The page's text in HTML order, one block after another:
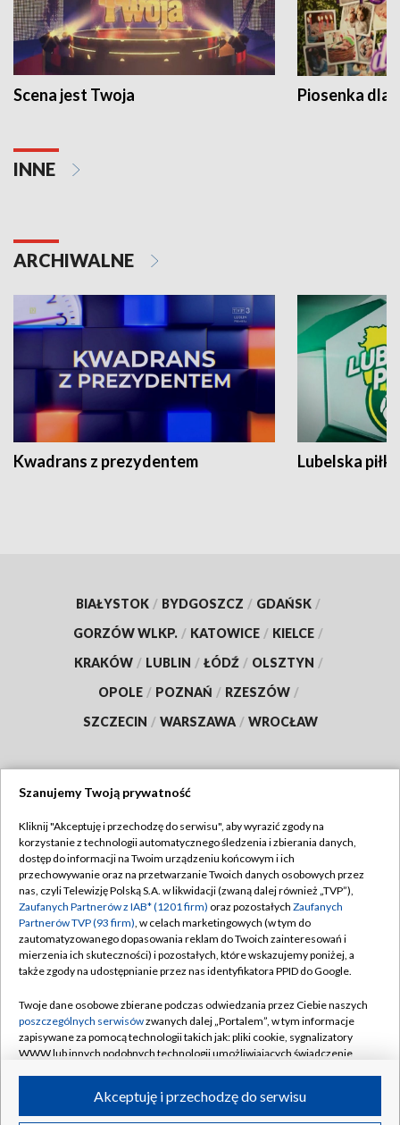
Scena jest Twoja Piosenka dla
INNE
ARCHIWALNE
Kwadrans z prezydentem Lubelska piłka
BIAŁYSTOK / BYDGOSZCZ / GDAŃSK /
GORZÓW WLKP. / KATOWICE / KIELCE /
KRAKÓW / LUBLIN / ŁÓDŹ / OLSZTYN /
OPOLE / POZNAŃ / RZESZÓW /
SZCZECIN / WARSZAWA / WROCŁAW
TVP
Abonament TVP
Emisja w TVP
Centrum informacji TVP
Naziemna Telewizja Cyfrowa
Rada Programowa
System NOS
Informacje o nadawcy
Program dla prasy
Regulamin TVP
Polityka prywatności
Moje zgody
Pomoc
Kontakt
Kanały
Szanujemy Twoją prywatność
Kliknij "Akceptuję i przechodzę do serwisu", aby wyrazić zgody na
korzystanie z technologii automatycznego śledzenia i zbierania danych,
dostęp do informacji na Twoim urządzeniu końcowym i ich
przechowywanie oraz na przetwarzanie Twoich danych osobowych przez
nas, czyli Telewizję Polską S.A. w likwidacji (zwaną dalej również „TVP”),
Zaufanych Partnerów z IAB* (1201 firm) oraz pozostałych Zaufanych
Partnerów TVP (93 firm), w celach marketingowych (w tym do
zautomatyzowanego dopasowania reklam do Twoich zainteresowań i
mierzenia ich skuteczności) i pozostałych, które wskazujemy poniżej, a
także zgody na udostępnianie przez nas identyfikatora PPID do Google.
Twoje dane osobowe zbierane podczas odwiedzania przez Ciebie naszych
poszczególnych serwisówzwanych dalej „Portalem”, w tym informacje
zapisywane za pomocą technologii takich jak: pliki cookie, sygnalizatory
WWW lub innych podobnych technologii umożliwiających świadczenie
ruchu w Internecie.Akceptuję i przechodzę do serwisu